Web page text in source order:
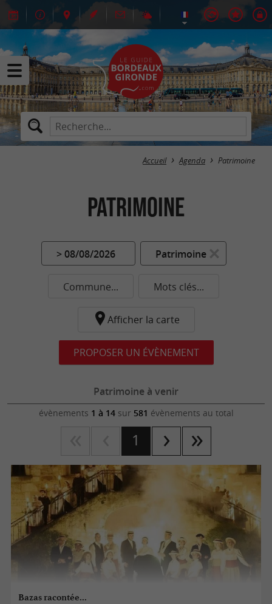
Accueil Agenda Patrimoine
Patrimoine
> 08/08/2026 Patrimoine
Commune... Mots clés...
Afficher la carte
PROPOSER UN ÉVÈNEMENT
Patrimoine à venir
évènements 1 à 14sur 581 évènements au total
1
Bazas racontée...